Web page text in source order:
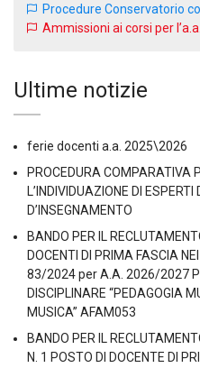
Procedure Conservatorio
Ammissioni ai corsi per
Ultime notizie
ferie docenti a.a. 2025\2026
PROCEDURA COMPARATIVA
L’INDIVIDUAZIONE DI ESPERTI
D’INSEGNAMENTO
BANDO PER IL
DOCENTI DI PRIMA FASCIA
83/2024 per A.A. 2026/2027
DISCIPLINARE “PEDAGOGIA
MUSICA” AFAM053
BANDO PER IL
N. 1 POSTO DI DOCENTE DI